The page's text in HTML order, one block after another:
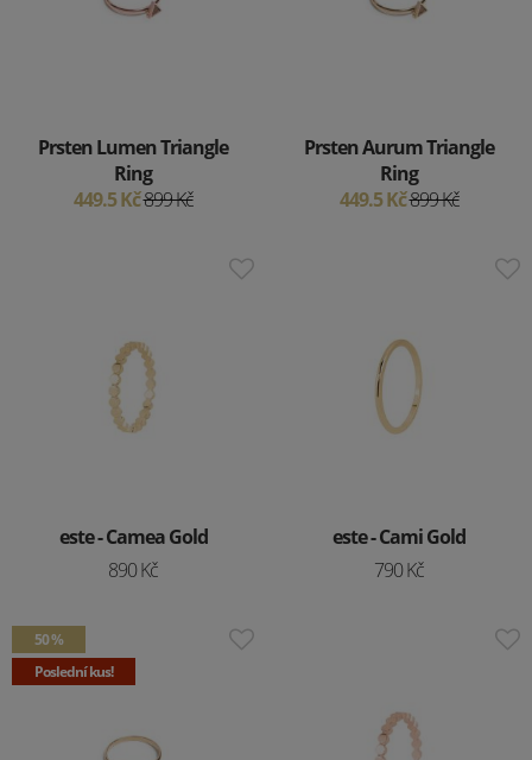
Prsten Lumen Triangle
Ring
449.5 Kč899 Kč
Prsten Aurum Triangle
Ring
449.5 Kč899 Kč
este - Camea Gold
890 Kč
este - Cami Gold
790 Kč
50 %
Poslední kus!